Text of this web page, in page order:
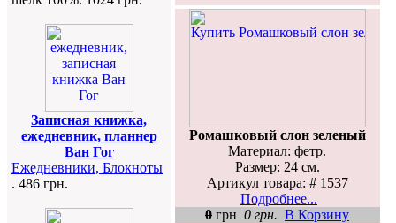
Записная книжка,
ежедневник, планнер
Ван Гог
Ежедневники, Блокноты
. 486 грн.
Ромашковый слон зеленый
Материал: фетр.
Размер: 24 см.
Артикул товара: # 1537
Подробнее...
0 грн 0 грн. В Корзину